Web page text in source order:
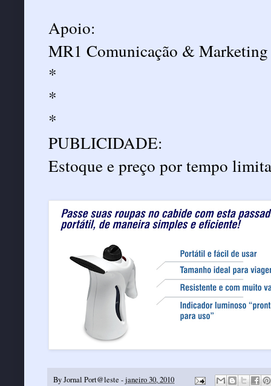
Apoio:
MR1 Comunicação & Marketing
*
*
*
PUBLICIDADE:
Estoque e preço por tempo
ByJornal Port@leste -janeiro 30, 2010